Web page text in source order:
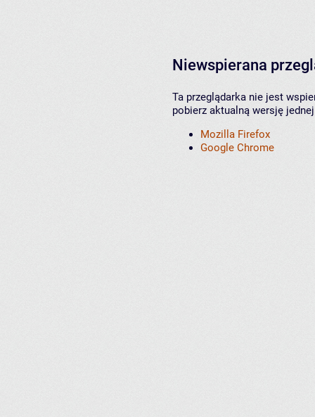
Niewspierana
Ta przeglądarka nie jest
pobierz aktualną wersję
Mozilla Firefox
Google Chrome